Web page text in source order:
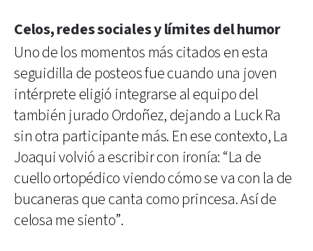
Celos, redes sociales y límites del humor
Uno de los momentos más citados en esta
seguidilla de posteos fue cuando una joven
intérprete eligió integrarse al equipo del
también jurado Ordoñez, dejando a Luck Ra
sin otra participante más. En ese contexto, La
Joaqui volvió a escribir con ironía: “La de
cuello ortopédico viendo cómo se va con la de
bucaneras que canta como princesa. Así de
celosa me siento”.